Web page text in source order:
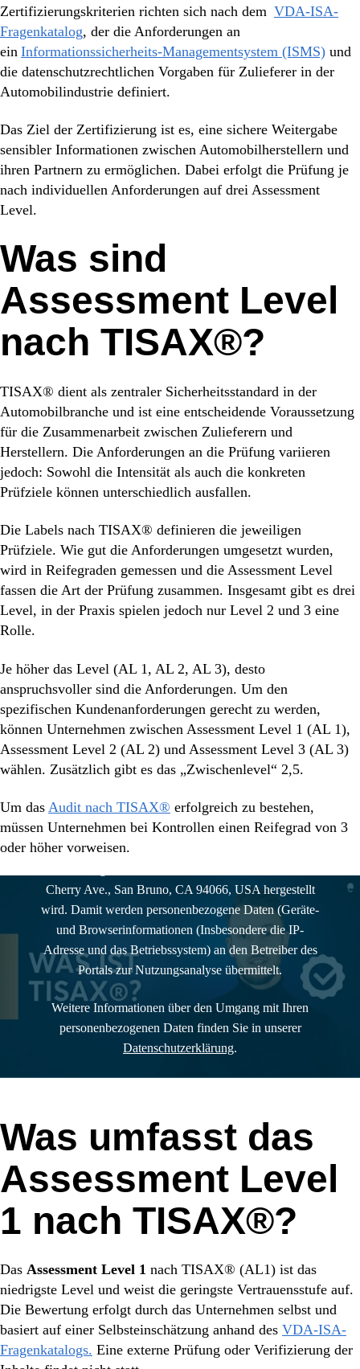
Zertifizierungskriterien richten sich nach dem VDA-ISA-
Fragenkatalog, der die Anforderungen an
ein Informationssicherheits-Managementsystem (ISMS) und
die datenschutzrechtlichen Vorgaben für Zulieferer in der
Automobilindustrie definiert.
Das Ziel der Zertifizierung ist es, eine sichere Weitergabe
sensibler Informationen zwischen Automobilherstellern und
ihren Partnern zu ermöglichen. Dabei erfolgt die Prüfung je
nach individuellen Anforderungen auf drei Assessment
Level.
Was sind
Assessment Level
nach TISAX®?
TISAX® dient als zentraler Sicherheitsstandard in der
Automobilbranche und ist eine entscheidende Voraussetzung
für die Zusammenarbeit zwischen Zulieferern und
Herstellern. Die Anforderungen an die Prüfung variieren
jedoch: Sowohl die Intensität als auch die konkreten
Prüfziele können unterschiedlich ausfallen.
Die Labels nach TISAX® definieren die jeweiligen
Prüfziele. Wie gut die Anforderungen umgesetzt wurden,
wird in Reifegraden gemessen und die Assessment Level
fassen die Art der Prüfung zusammen. Insgesamt gibt es drei
Level, in der Praxis spielen jedoch nur Level 2 und 3 eine
Rolle.
Je höher das Level (AL 1, AL 2, AL 3), desto
anspruchsvoller sind die Anforderungen. Um den
spezifischen Kundenanforderungen gerecht zu werden,
können Unternehmen zwischen Assessment Level 1 (AL 1),
Assessment Level 2 (AL 2) und Assessment Level 3 (AL 3)
wählen. Zusätzlich gibt es das „Zwischenlevel“ 2,5.
Um das Audit nach TISAX® erfolgreich zu bestehen,
müssen Unternehmen bei Kontrollen einen Reifegrad von 3
oder höher vorweisen.
Um das gewünschte Video abspielen zu können,
erklären Sie sich damit einverstanden, dass eine
Cherry Ave., San Bruno, CA 94066, USA hergestellt
wird. Damit werden personenbezogene Daten (Geräte-
und Browserinformationen (Insbesondere die IP-
Adresse und das Betriebssystem) an den Betreiber des
Portals zur Nutzungsanalyse übermittelt.
Weitere Informationen über den Umgang mit Ihren
personenbezogenen Daten finden Sie in unserer
Datenschutzerklärung.
YouTube immer entsperren
Was umfasst das
Assessment Level
1 nach TISAX®?
Das Assessment Level 1 nach TISAX® (AL1) ist das
niedrigste Level und weist die geringste Vertrauensstufe auf.
Die Bewertung erfolgt durch das Unternehmen selbst und
basiert auf einer Selbsteinschätzung anhand des VDA-ISA-
Fragenkatalogs. Eine externe Prüfung oder Verifizierung der